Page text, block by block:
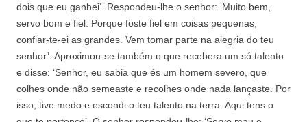
dois que eu ganhei’. Respondeu-lhe o senhor: ‘Muito bem,
servo bom e fiel. Porque foste fiel em coisas pequenas,
confiar-te-ei as grandes. Vem tomar parte na alegria do teu
senhor’. Aproximou-se também o que recebera um só talento
e disse: ‘Senhor, eu sabia que és um homem severo, que
colhes onde não semeaste e recolhes onde nada lançaste. Por
isso, tive medo e escondi o teu talento na terra. Aqui tens o